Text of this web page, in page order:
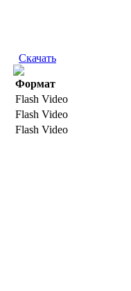
Скачать
Формат
Flash Video
Flash Video
Flash Video